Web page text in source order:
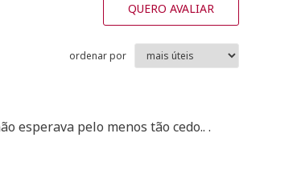
QUERO AVALIAR
ordenar por
esperava pelo menos tão cedo.. .